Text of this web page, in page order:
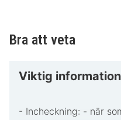
Bra att veta
Viktig information
- Incheckning: - när